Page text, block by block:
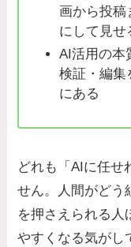
画から投稿
にして見せ
AI活用の本
検証・編集
にある
どれも「AIに任せ
せん。人間がどう
を押さえられる人
やすくなる気がし